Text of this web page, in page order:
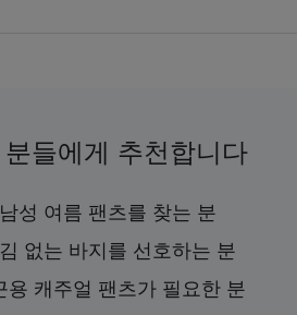
분들에게 추천합니다
성 여름 팬츠를 찾는 분
없는 바지를 선호하는 분
용 캐주얼 팬츠가 필요한 분